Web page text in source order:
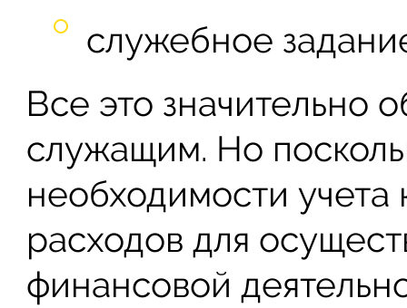
служебное
Все это значительно
служащим. Но
необходимости
расходов для
финансовой